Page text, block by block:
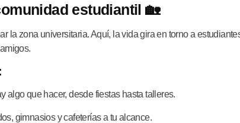
estudiantil 🏡
la zona universitaria. Aquí, la vida gira en torno a
algo que hacer, desde fiestas hasta talleres.
gimnasios y cafeterías a tu alcance.